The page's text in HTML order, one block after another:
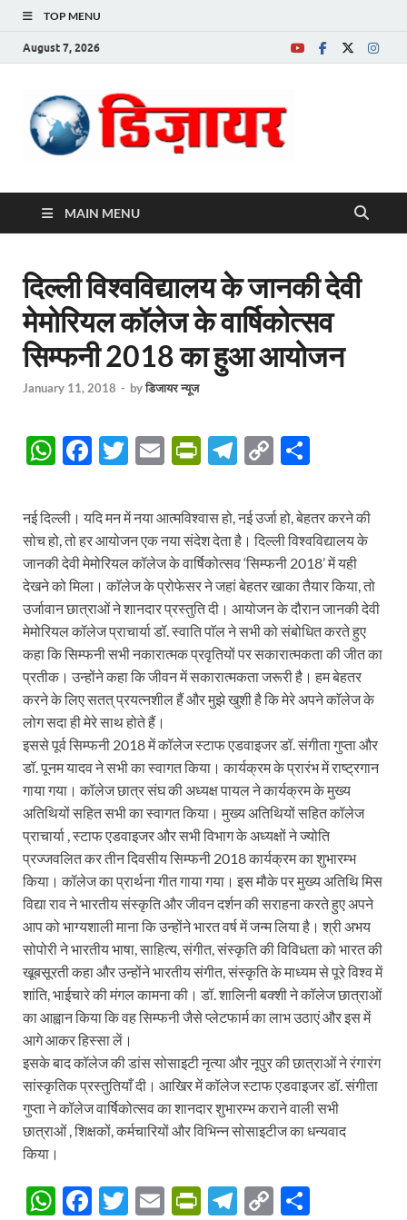
TOP MENU
August 7, 2026
MAIN MENU
दिल्ली विश्वविद्यालय के जानकी देवी
मेमोरियल कॉलेज के वार्षिकोत्सव
सिम्फनी 2018 का हुआ आयोजन
January 11, 2018 - byडिजायर न्यूज
W
at
s
A
p
p
F
e
b
o
o
k
T
itt
er
E
ail
P
nt
Fr
ie
n
dl
y
T
e
gr
a
m
C
p
y
Li
n
k
ar
e
नई दिल्ली। यदि मन में नया आत्मविश्वास हो, नई उर्जा हो, बेहतर करने की
सोच हो, तो हर आयोजन एक नया संदेश देता है। दिल्ली विश्वविद्यालय के
जानकी देवी मेमोरियल कॉलेज के वार्षिकोत्सव ‘सिम्फनी 2018’ में यही
देखने को मिला। काॅलेज के प्रोफेसर ने जहां बेहतर खाका तैयार किया, तो
उर्जावान छात्राओं ने शानदार प्रस्तुति दी। आयोजन के दौरान जानकी देवी
मेमोरियल कॉलेज प्राचार्या डॉ. स्वाति पाॅल ने सभी को संबोधित करते हुए
कहा कि सिम्फनी सभी नकारात्मक प्रवृतियों पर सकारात्मकता की जीत का
प्रतीक। उन्होंने कहा कि जीवन में सकारात्मकता जरूरी है। हम बेहतर
करने के लिए सतत् प्रयत्नशील हैं और मुझे खुशी है कि मेरे अपने काॅलेज के
लोग सदा ही मेरे साथ होते हैं।
इससे पूर्व सिम्फनी 2018 में कॉलेज स्टाफ एडवाइजर डॉ. संगीता गुप्ता और
डॉ. पूनम यादव ने सभी का स्वागत किया। कार्यक्रम के प्रारंभ में राष्ट्रगान
गाया गया। कॉलेज छात्र संघ की अध्यक्ष पायल ने कार्यक्रम के मुख्य
अतिथियों सहित सभी का स्वागत किया। मुख्य अतिथियों सहित कॉलेज
प्राचार्या , स्टाफ एडवाइजर और सभी विभाग के अध्यक्षों ने ज्योति
प्रज्जवलित कर तीन दिवसीय सिम्फनी 2018 कार्यक्रम का शुभारम्भ
किया। कॉलेज का प्रार्थना गीत गाया गया। इस मौके पर मुख्य अतिथि मिस
विद्या राव ने भारतीय संस्कृति और जीवन दर्शन की सराहना करते हुए अपने
आप को भाग्यशाली माना कि उन्होंने भारत वर्ष में जन्म लिया है। श्री अभय
सोपोरी ने भारतीय भाषा, साहित्य, संगीत, संस्कृति की विविधता को भारत की
खूबसूरती कहा और उन्होंने भारतीय संगीत, संस्कृति के माध्यम से पूरे विश्व में
शांति, भाईचारे की मंगल कामना की। डॉ. शालिनी बक्शी ने कॉलेज छात्राओं
का आह्वान किया कि वह सिम्फनी जैसे प्लेटफार्म का लाभ उठाएं और इस में
आगे आकर हिस्सा लें।
इसके बाद कॉलेज की डांस सोसाइटी नृत्या और नूपुर की छात्राओं ने रंगारंग
सांस्कृतिक प्रस्तुतियाँ दी। आखिर में कॉलेज स्टाफ एडवाइजर डॉ. संगीता
गुप्ता ने कॉलेज वार्षिकोत्सव का शानदार शुभारम्भ कराने वाली सभी
छात्राओं , शिक्षकों, कर्मचारियों और विभिन्न सोसाइटीज का धन्यवाद
किया।
W F
T
E
P
T
C